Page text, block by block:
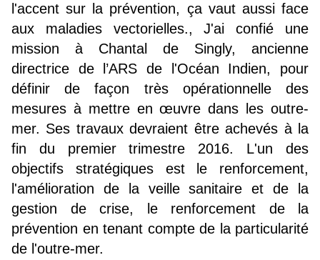
l'accent sur la prévention, ça vaut aussi face
aux maladies vectorielles., J'ai confié une
mission à Chantal de Singly, ancienne
directrice de l’ARS de l'Océan Indien, pour
définir de façon très opérationnelle des
mesures à mettre en œuvre dans les outre-
mer. Ses travaux devraient être achevés à la
fin du premier trimestre 2016. L'un des
objectifs stratégiques est le renforcement,
l'amélioration de la veille sanitaire et de la
gestion de crise, le renforcement de la
prévention en tenant compte de la particularité
de l'outre-mer.